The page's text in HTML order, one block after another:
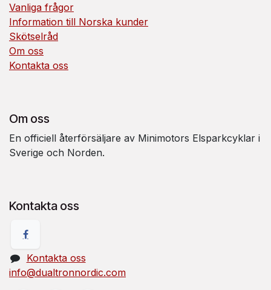
Vanliga frågor
Information till Norska kunder
Skötselråd
Om oss
Kontakta oss
Om oss
En officiell återförsäljare av Minimotors Elsparkcyklar i
Sverige och Norden.
Kontakta oss
Kontakta oss
info@dualtronnordic.com